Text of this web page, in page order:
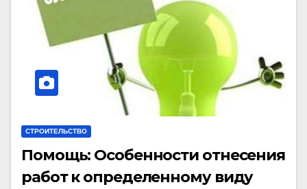
СТРОИТЕЛЬСТВО
Помощь: Особенности отнесения
работ к определенному виду